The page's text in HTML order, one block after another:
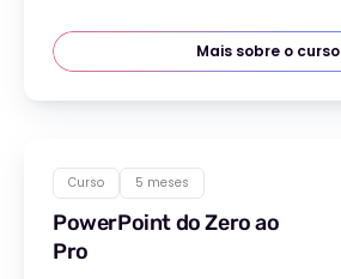
Mais sobre o curso
Curso 5 meses
PowerPoint do Zero ao
Pro